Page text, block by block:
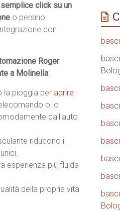
click su un
o persino
con
Roger
a Molinella:
la pioggia per aprire
o lo
dall’auto
riducono il
esperienza più fluida
della propria vita